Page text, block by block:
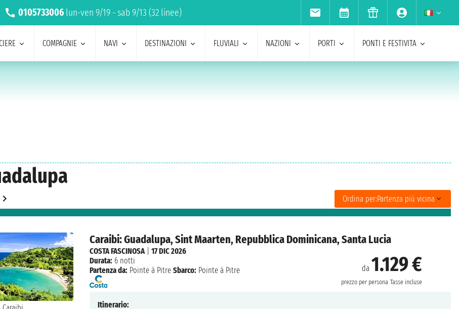
0105733006 lun-ven 9/19 - sab 9/13 (32 linee)
COMPAGNIE NAVI DESTINAZIONI FLUVIALI NAZIONI PORTI PONTI E FESTIVITA
Ordina per:Partenza più vicina
Caraibi: Guadalupa, Sint Maarten, Repubblica Dominicana, Santa Lucia
da 1.129 €
prezzo per persona Tasse incluse
COSTA FASCINOSA|17 DIC 2026
Durata: 6 notti
Partenza da: Pointe à Pitre Sbarco: Pointe à Pitre
Itinerario: